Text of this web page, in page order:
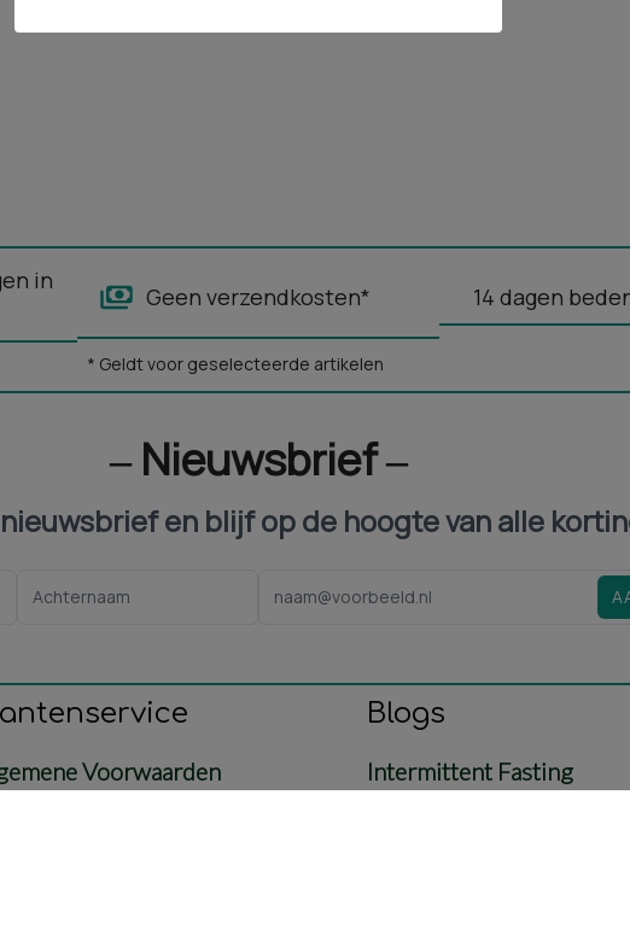
in
Geen verzendkosten* 14 dagen
* Geldt voor geselecteerde artikelen
‒ Nieuwsbrief ‒
en blijf op de hoogte van alle
Voorwaarden
Blogs
Intermittent Fasting